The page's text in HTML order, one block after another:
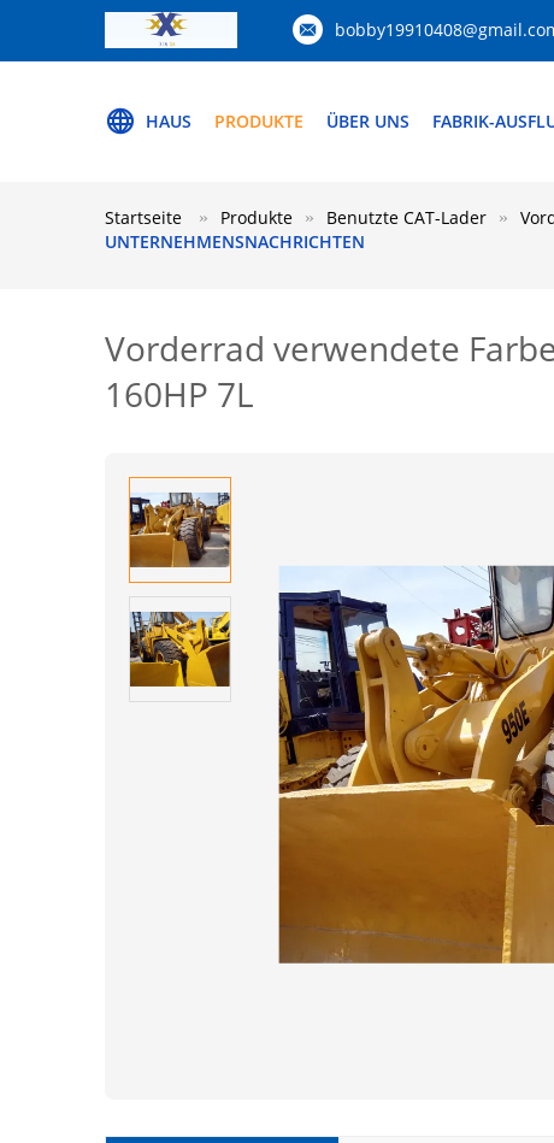
HAUS PRODUKTE ÜBER UNS FABRIK-
UNTERNEHMENSNACHRICHTEN
Startseite Produkte Benutzte CAT-Lader
Vorderrad verwendete
160HP 7L